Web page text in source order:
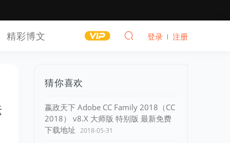
精彩博文 登录 注册
猜你喜欢
嬴政天下 Adobe CC Family 2018（CC
2018） v8.X 大师版 特别版 最新免费
下载地址 2018-05-31